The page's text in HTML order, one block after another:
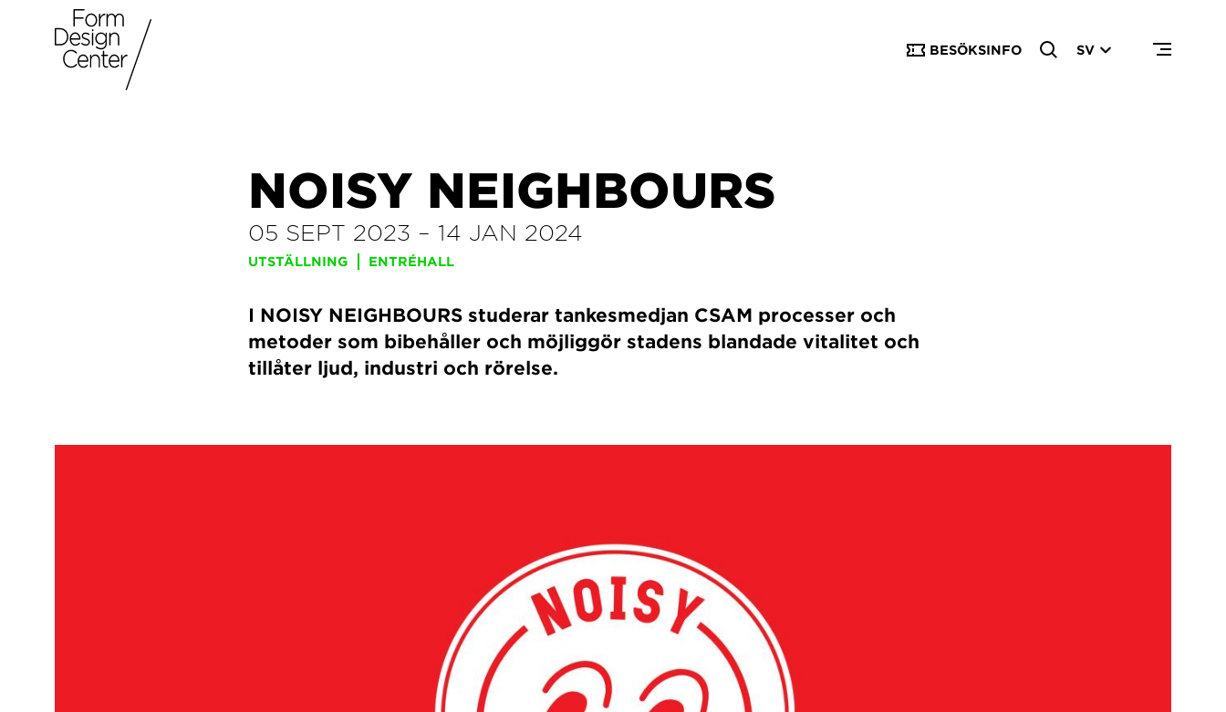
BESÖKSINFO SV
NOISY NEIGHBOURS
05 SEPT 2023 – 14 JAN 2024
UTSTÄLLNING ENTRÉHALL
I NOISY NEIGHBOURS studerar tankesmedjan CSAM processer och
metoder som bibehåller och möjliggör stadens blandade vitalitet och
tillåter ljud, industri och rörelse.